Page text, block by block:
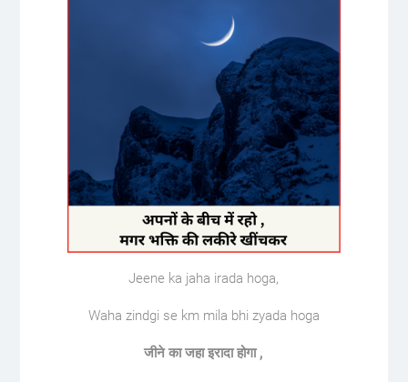
Jeene ka jaha irada hoga,
Waha zindgi se km mila bhi zyada hoga
जीने का जहा इरादा होगा ,